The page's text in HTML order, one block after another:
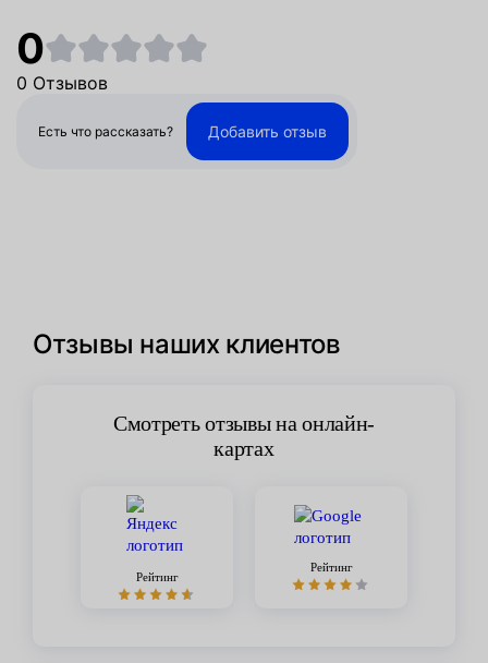
0
0 Отзывов
Есть что рассказать? Добавить отзыв
Отзывы наших клиентов
Смотреть отзывы на онлайн-
картах
Рейтинг
Рейтинг